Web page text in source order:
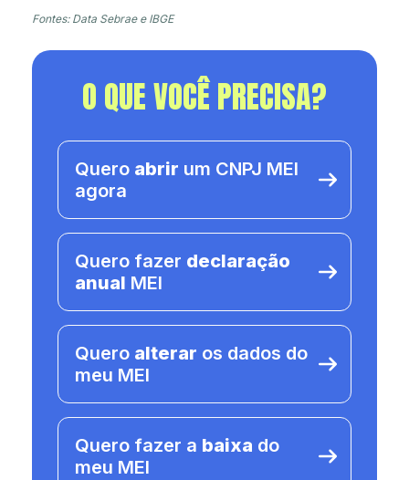
Fontes: Data Sebrae e IBGE
O QUE VOCÊ PRECISA?
Quero abrir um CNPJ MEI
agora
Quero fazer declaração
anual MEI
Quero alterar os dados do
meu MEI
Quero fazer a baixa do
meu MEI